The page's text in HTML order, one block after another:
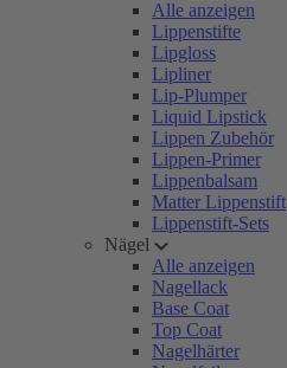
Alle anzeigen
Lippenstifte
Lipgloss
Lipliner
Lip-Plumper
Liquid Lipstick
Lippen Zubehör
Lippen-Primer
Lippenbalsam
Matter Lippenstift
Lippenstift-Sets
Nägel
Alle anzeigen
Nagellack
Base Coat
Top Coat
Nagelhärter